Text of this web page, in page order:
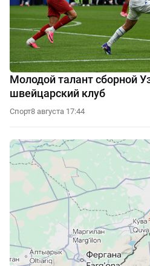
Молодой талант сборной
швейцарский клуб
Спорт8 августа 17:44